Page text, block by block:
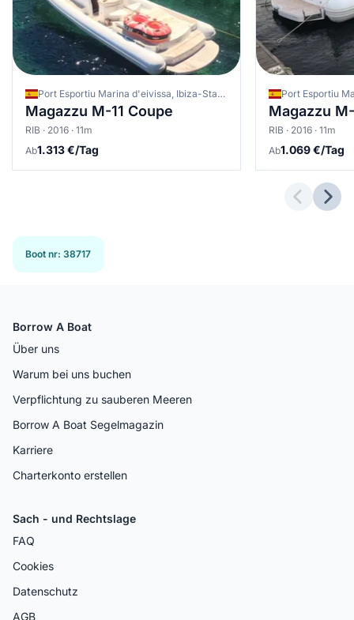
Port Esportiu Marina d'eivissa, Ibiza-Stadt, Spanien
Magazzu M-11 Coupe
RIB · 2016 · 11m
Ab1.313 €/Tag
Magazzu
RIB · 2016 · 11m
Ab1.069 €/Tag
Boot nr: 38717
Borrow A Boat
Über uns
Warum bei uns buchen
Verpflichtung zu sauberen Meeren
Borrow A Boat Segelmagazin
Karriere
Charterkonto erstellen
Sach - und Rechtslage
FAQ
Cookies
Datenschutz
AGB